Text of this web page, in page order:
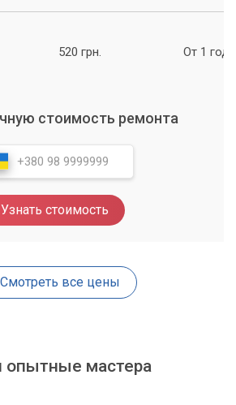
– это важный этап ухода за
позволяет сохранить высокую
и продлить срок службы устройства.
работы помогут вам
проведенная профилактика –
работы вашего
регулярная профилактика не только
видеокарты важна для того,
520 грн. От 1 года
стоимость ремонта
Узнать стоимость
все цены
опытные мастера